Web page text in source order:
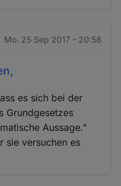
Mo. 25 Sep 2017 - 20:58
es sich bei der
Grundgesetzes
Aussage."
sie versuchen es